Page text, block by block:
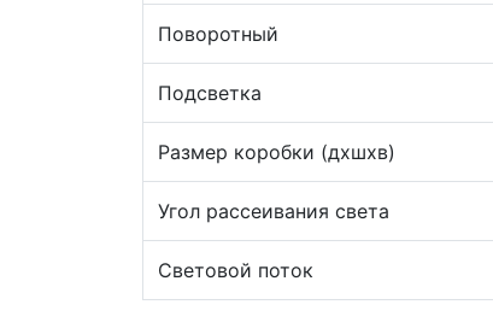
Поворотный
Подсветка
Размер коробки (дхшхв)
Угол рассеивания света
Световой поток